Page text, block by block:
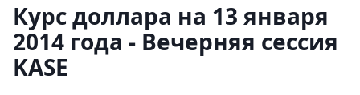
Курс доллара на 13 января
2014 года - Вечерняя сессия
KASE